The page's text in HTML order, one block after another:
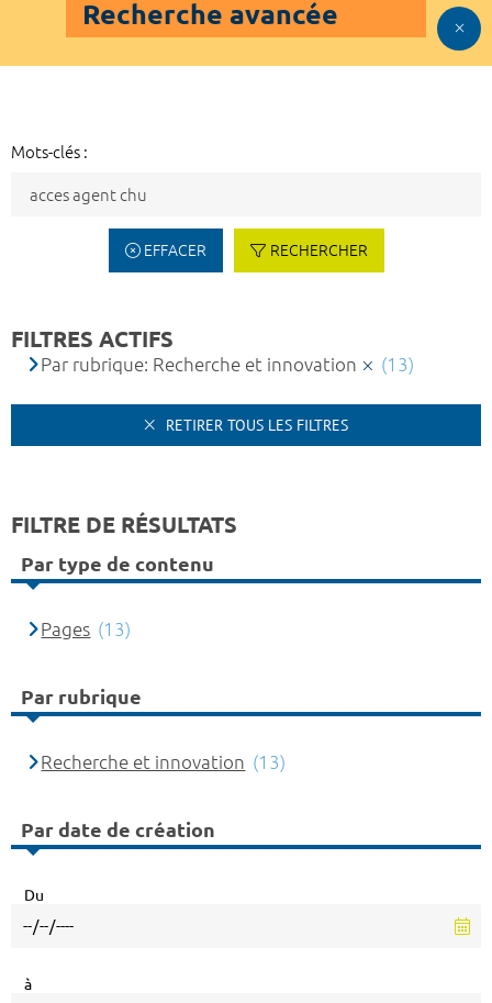
Recherche avancée
Mots-clés :
EFFACER RECHERCHER
FILTRES ACTIFS
Par rubrique: Recherche et innovation (13)
RETIRER TOUS LES FILTRES
FILTRE DE RÉSULTATS
Par type de contenu
Pages (13)
Par rubrique
Recherche et innovation (13)
Par date de création
Du
à